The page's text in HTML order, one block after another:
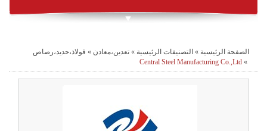
الصفحة الرئيسية » التصنيفات الرئيسية » تعدين،معادن » فولاذ،حديد،رصاص
»
Central Steel Manufacturing Co.,Ltd